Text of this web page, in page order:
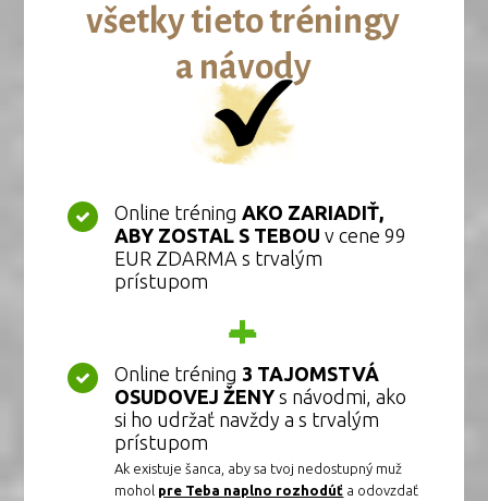
všetky tieto tréningy
a návody
Online tréning AKO ZARIADIŤ,
ABY ZOSTAL S TEBOUv cene 99
EUR ZDARMA s trvalým
prístupom
+
Online tréning 3 TAJOMSTVÁ
OSUDOVEJ ŽENYs návodmi, ako
si ho udržať navždy a s trvalým
prístupom
Ak existuje šanca, aby sa tvoj nedostupný muž
mohol pre Teba naplno rozhodúť a odovzdať